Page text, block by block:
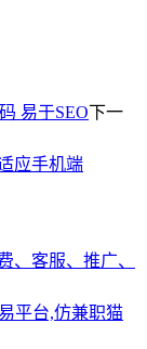
易于SEO下一
应手机端
、客服、推广、
平台,仿兼职猫